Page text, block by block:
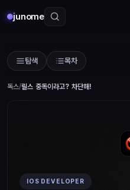
junome
탐색 목차
독스/릴스 중독이라고? 차단해!
IOS DEVELOPER